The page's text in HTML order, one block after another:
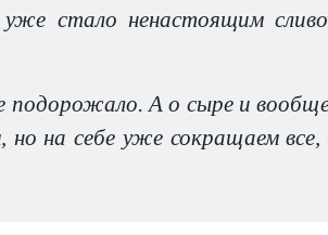
стало ненастоящим
подорожало. А о сыре и
на себе уже сокращаем все,